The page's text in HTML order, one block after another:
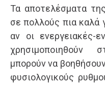
Τα αποτελέσματα της
σε πολλούς πια καλά
αν οι ενεργειακές-
χρησιμοποιηθούν
μπορούν να
φυσιολογικούς